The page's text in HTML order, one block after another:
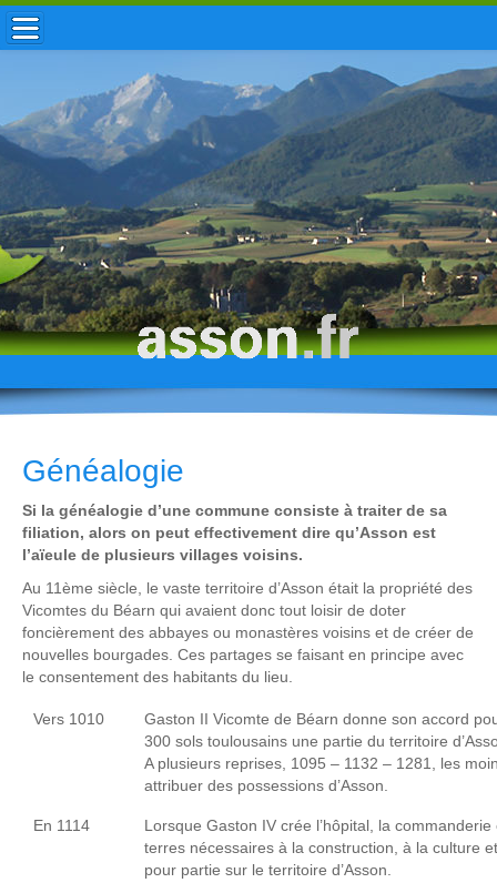
ACCUEIL / INFOS
MUNICIPALITÉ
VIE LOCALE
ENFANCE
TOURISME
HISTOIRE
Généalogie
Si la généalogie d’une commune consiste à traiter de sa
filiation, alors on peut effectivement dire qu’Asson est
l’aïeule de plusieurs villages voisins.
Au 11ème siècle, le vaste territoire d’Asson était la propriété des
Vicomtes du Béarn qui avaient donc tout loisir de doter
foncièrement des abbayes ou monastères voisins et de créer de
nouvelles bourgades. Ces partages se faisant en principe avec
le consentement des habitants du lieu.
Vers 1010
Gaston II Vicomte de Béarn donne son accord
300 sols toulousains une partie du territoire
A plusieurs reprises, 1095 – 1132 – 1281, les
attribuer des possessions d’Asson.
En 1114
Lorsque Gaston IV crée l’hôpital, la commanderie
terres nécessaires à la construction, à la culture
pour partie sur le territoire d’Asson.